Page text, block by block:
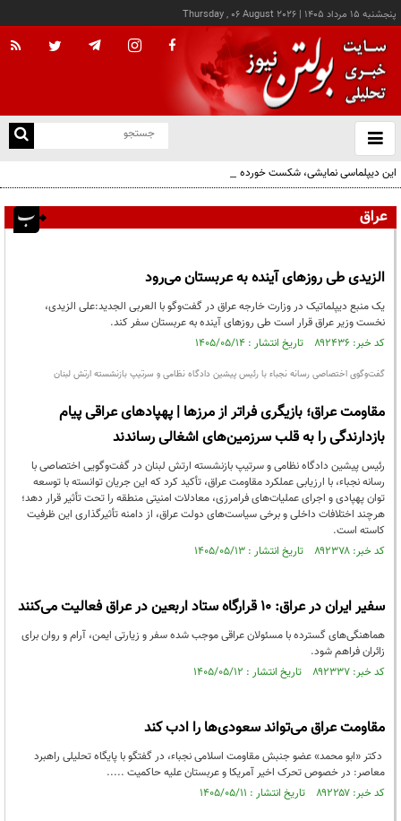
پنجشنبه ۱۵ مرداد ۱۴۰۵ |
Thursday , 06 August 2026
باز
و
این دیپلماسی نمایشی، شکست خورده است/واقعیت‌ها را بپذیرید و به تعهدات خود عمل کنید
عراق
الزیدی طی روزهای آینده به عربستان می‌رود
یک منبع دیپلماتیک در وزارت خارجه عراق در گفت‌و‌گو با العربی الجدید:علی الزیدی،
نخست وزیر عراق قرار است طی روزهای آینده به عربستان سفر کند.
کد خبر: ۸۹۲۴۳۶ تاریخ انتشار : ۱۴۰۵/۰۵/۱۴
گفت‌وگوی اختصاصی رسانه نجباء با رئیس پیشین دادگاه نظامی و سرتیپ بازنشسته ارتش لبنان
مقاومت عراق؛ بازیگری فراتر از مرزها | پهپادهای عراقی پیام
بازدارندگی را به قلب سرزمین‌های اشغالی رساندند
رئیس پیشین دادگاه نظامی و سرتیپ بازنشسته ارتش لبنان در گفت‌وگویی اختصاصی با
رسانه نجباء، با ارزیابی عملکرد مقاومت عراق، تأکید کرد که این جریان توانسته با توسعه
توان پهپادی و اجرای عملیات‌های فرامرزی، معادلات امنیتی منطقه را تحت تأثیر قرار دهد؛
هرچند اختلافات داخلی و برخی سیاست‌های دولت عراق، از دامنه تأثیرگذاری این ظرفیت
کاسته است.
کد خبر: ۸۹۲۳۷۸ تاریخ انتشار : ۱۴۰۵/۰۵/۱۳
سفیر ایران در عراق: ۱۰ قرارگاه ستاد اربعین در عراق فعالیت می‌کنند
هماهنگی‌های گسترده با مسئولان عراقی موجب شده سفر و زیارتی ایمن، آرام و روان برای
زائران فراهم شود.
کد خبر: ۸۹۲۳۳۷ تاریخ انتشار : ۱۴۰۵/۰۵/۱۲
مقاومت عراق می‌تواند سعودی‌ها را ادب کند
دکتر «ابو محمد» عضو جنبش مقاومت اسلامی نجباء، در گفتگو با پایگاه تحلیلی راهبرد
معاصر: در خصوص تحرک اخیر آمریکا و عربستان علیه حاکمیت .....
کد خبر: ۸۹۲۲۵۷ تاریخ انتشار : ۱۴۰۵/۰۵/۱۱